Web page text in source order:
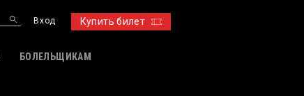
Купить билет
Вход
БОЛЕЛЬЩИКАМ